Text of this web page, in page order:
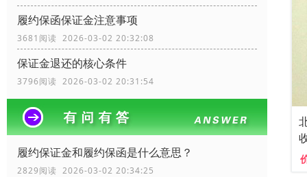
履约保函保证金注意事项
3681阅读 2026-03-02 20:32:08
保证金退还的核心条件
3796阅读 2026-03-02 20:31:54
履约保证金和履约保函是什么意思？
2829阅读 2026-03-02 20:34:25